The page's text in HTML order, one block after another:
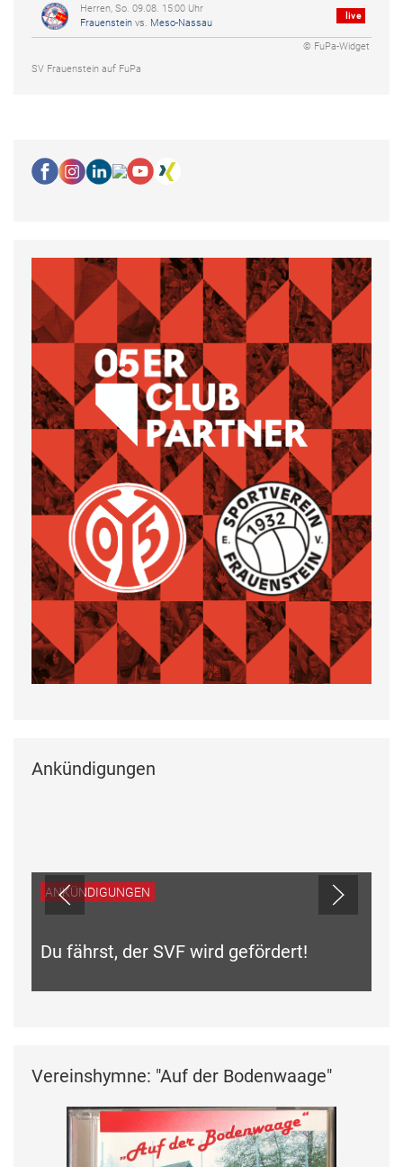
Herren, So. 09.08. 15:00 Uhr
Frauenstein vs. Meso-Nassau
live
© FuPa-Widget
SV Frauenstein auf FuPa
Ankündigungen
ANKÜNDIGUNGEN
Du fährst, der SVF wird gefördert!
Vereinshymne: "Auf der Bodenwaage"